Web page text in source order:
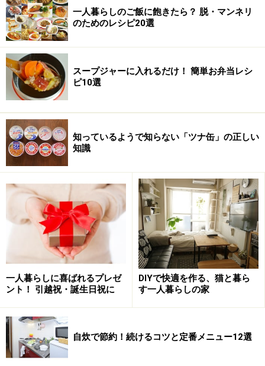
一人暮らしのご飯に飽きたら？ 脱・マンネリ
のためのレシピ20選
スープジャーに入れるだけ！ 簡単お弁当レシ
ピ10選
知っているようで知らない「ツナ缶」の正しい
知識
一人暮らしに喜ばれるプレゼ
ント！ 引越祝・誕生日祝に
DIYで快適を作る、猫と暮ら
す一人暮らしの家
自炊で節約！続けるコツと定番メニュー12選